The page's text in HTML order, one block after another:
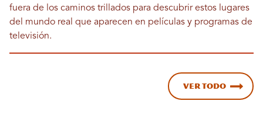
fuera de los caminos trillados para descubrir estos lugares
del mundo real que aparecen en películas y programas de
televisión.
Ver todo